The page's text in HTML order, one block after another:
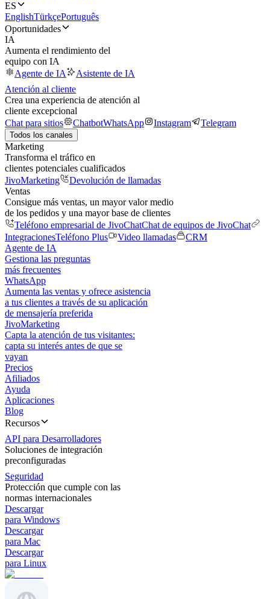
ES
EnglishTürkçePortuguês
Oportunidades
IA
Aumenta el rendimiento del
equipo con IA
Agente de IA
Asistente de IA
Atención al cliente
Crea una experiencia de atención al
cliente excepcional
Chat para sitios
ChatbotWhatsApp Instagram Telegram
Todos los canales
Marketing
Transforma el tráfico en
clientes potenciales cualificados
JivoMarketing
Devolución de llamadas
Ventas
Consigue más ventas, un mayor valor medio
de los pedidos y una mayor base de clientes
Teléfono empresarial de JivoChatChat de equipos de JivoChat
IntegracionesTeléfono Plus Video llamadas
CRM
Agente de IA
Gestiona las preguntas
más frecuentes
WhatsApp
Aumenta las ventas y ofrece asistencia
a tus clientes a través de su aplicación
de mensajería preferida
JivoMarketing
Capta la atención de tus visitantes:
capta su interés antes de que se
vayan
Precios
Afiliados
Ayuda
Aplicaciones
Blog
Recursos
API para Desarrolladores
Soluciones de integración
preconfiguradas
Seguridad
Protección que cumple con las
normas internacionales
Descargar
para Windows
Descargar
para Mac
Descargar
para Linux